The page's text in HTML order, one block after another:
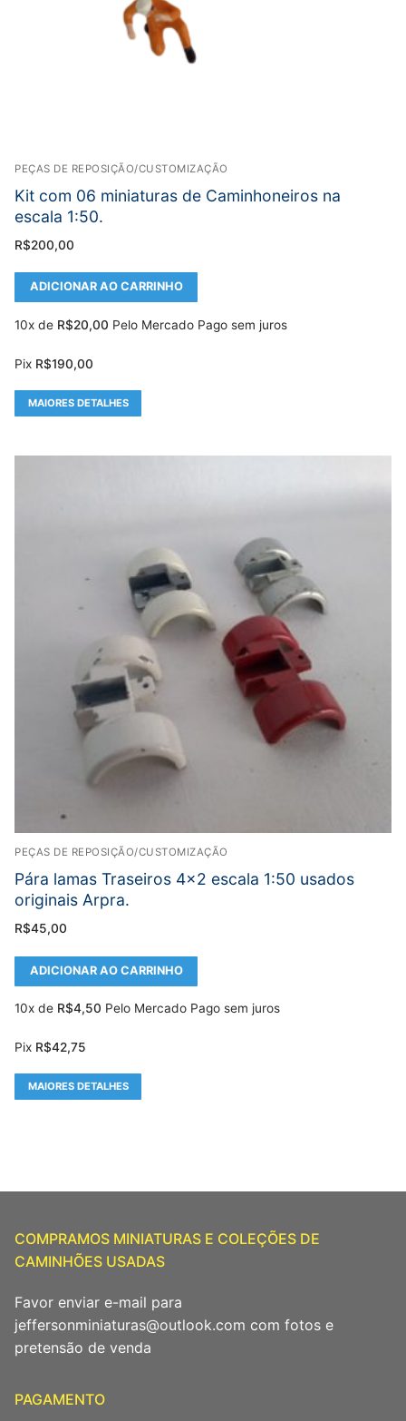
PEÇAS DE REPOSIÇÃO/CUSTOMIZAÇÃO
Kit com 06 miniaturas de Caminhoneiros na
escala 1:50.
R$200,00
ADICIONAR AO CARRINHO
10x de R$20,00 Pelo Mercado Pago sem juros
Pix R$190,00
MAIORES DETALHES
PEÇAS DE REPOSIÇÃO/CUSTOMIZAÇÃO
Pára lamas Traseiros 4×2 escala 1:50 usados
originais Arpra.
R$45,00
ADICIONAR AO CARRINHO
10x de R$4,50 Pelo Mercado Pago sem juros
Pix R$42,75
MAIORES DETALHES
COMPRAMOS MINIATURAS E COLEÇÕES DE
CAMINHÕES USADAS
Favor enviar e-mail para
jeffersonminiaturas@outlook.com com fotos e
pretensão de venda
PAGAMENTO